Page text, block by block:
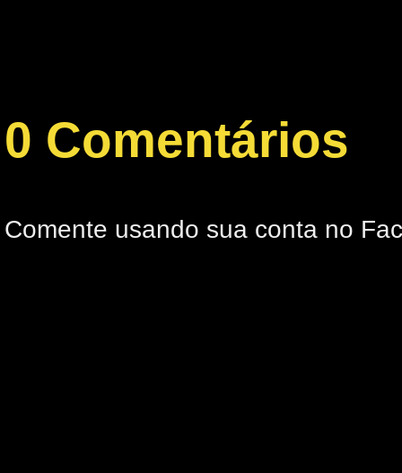
0 Comentários
Comente usando sua conta no